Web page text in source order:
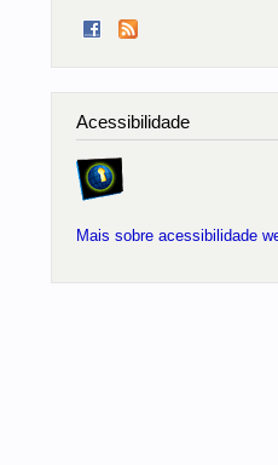
Acessibilidade
Mais sobre acessibilidade